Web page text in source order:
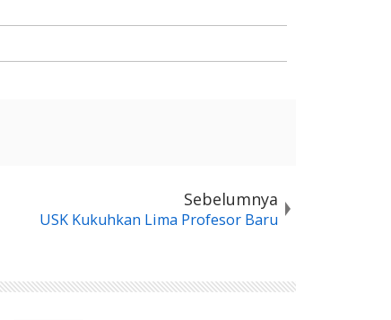
Sebelumnya
USK Kukuhkan Lima Profesor Baru